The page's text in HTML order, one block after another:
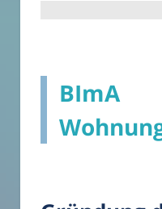
BImA